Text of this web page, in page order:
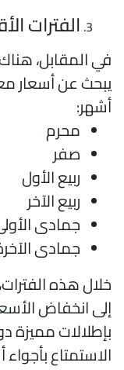
الفترات
المقابل، هناك
عن أسعار
محرم
صفر
ربيع الأول
ربيع الآخر
جمادى الأولى
جمادى الآخرة.
هذه الفترات،
انخفاض
مميزة
بأجواء